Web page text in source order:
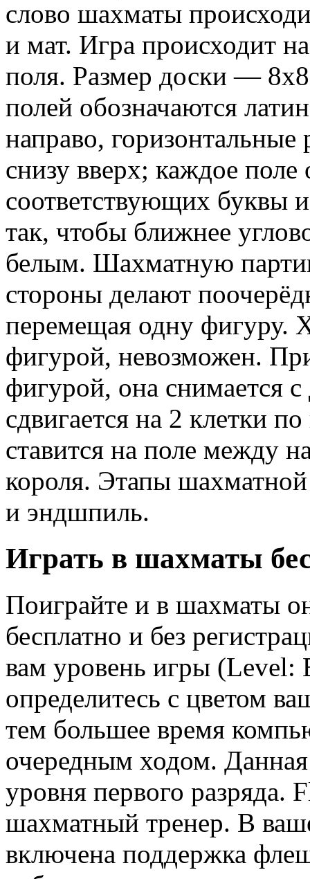
слово шахматы
и мат. Игра происходит
поля. Размер доски —
полей обозначаются
направо,
снизу вверх; каждое поле
соответствующих буквы
так, чтобы ближнее
белым. Шахматную
стороны делают
перемещая одну фигуру.
фигурой, невозможен.
фигурой, она снимается
сдвигается на 2 клетки
ставится на поле между
короля. Этапы
и эндшпиль.
Играть в шахматы
Поиграйте и в шахматы
бесплатно и без
вам уровень игры (Level:
определитесь с цветом
тем большее время
очередным ходом.
уровня первого разряда.
шахматный тренер. В
включена поддержка